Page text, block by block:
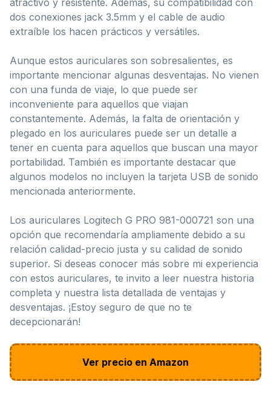
dos conexiones jack 3.5mm y el cable de audio
extraíble los hacen prácticos y versátiles.
Aunque estos auriculares son sobresalientes, es
importante mencionar algunas desventajas. No vienen
con una funda de viaje, lo que puede ser
inconveniente para aquellos que viajan
constantemente. Además, la falta de orientación y
plegado en los auriculares puede ser un detalle a
tener en cuenta para aquellos que buscan una mayor
portabilidad. También es importante destacar que
algunos modelos no incluyen la tarjeta USB de sonido
mencionada anteriormente.
Los auriculares Logitech G PRO 981-000721 son una
opción que recomendaría ampliamente debido a su
relación calidad-precio justa y su calidad de sonido
superior. Si deseas conocer más sobre mi experiencia
con estos auriculares, te invito a leer nuestra historia
completa y nuestra lista detallada de ventajas y
desventajas. ¡Estoy seguro de que no te
decepcionarán!
Ver precio en Amazon